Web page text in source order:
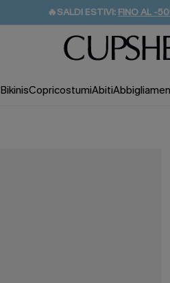
🔥SALDI ESTIVI: FINO AL -
🚚SPEDIZIONE GRATUITA
💌REGALO PER I NUOVI: 20% DI
BikinisCopricostumiAbiti